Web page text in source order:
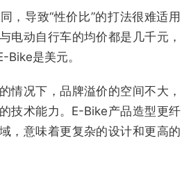
，导致“性价比”的打法很难适用
电动自行车的均价都是几千元，
Bike是美元。
情况下，品牌溢价的空间不大，
技术能力。E-Bike产品造型更纤
，意味着更复杂的设计和更高的